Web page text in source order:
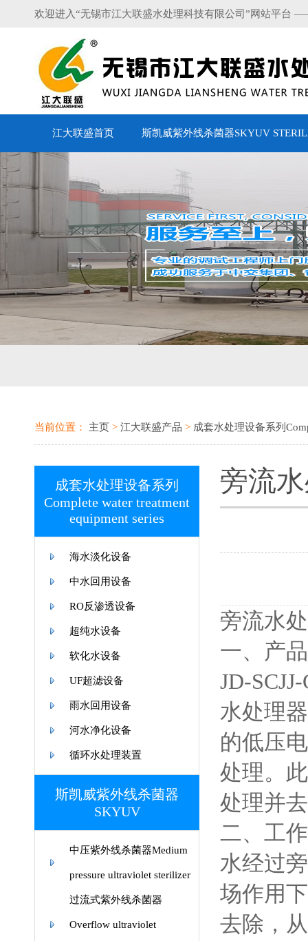
欢迎进入“无锡市江大联盛水处理科技有限公司”网站平台
江大联盛首页 斯凯威紫外线杀菌器SKYUV
当前位置： 主页 > 江大联盛产品 > 成套水处理设备系列
成套水处理设备系列
Complete water treatment
equipment series
海水淡化设备
中水回用设备
RO反渗透设备
超纯水设备
软化水设备
UF超滤设备
雨水回用设备
河水净化设备
循环水处理装置
斯凯威紫外线杀菌器
SKYUV
中压紫外线杀菌器Medium
pressure ultraviolet sterilizer
过流式紫外线杀菌器
Overflow ultraviolet
旁流
旁流水
一、产
JD-
水处理
的低压
处理。
处理并
二、工
水经过
场作用
去除，